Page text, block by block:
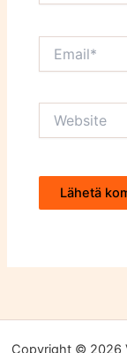
Copyright © 2026